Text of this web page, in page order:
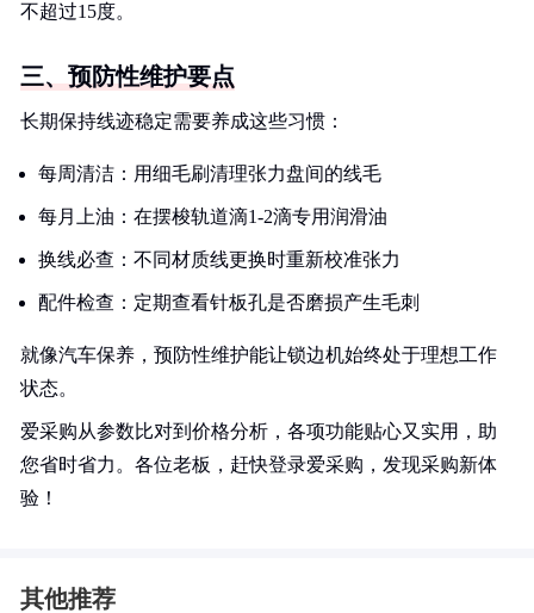
不超过15度。
三、预防性维护要点
长期保持线迹稳定需要养成这些习惯：
每周清洁：用细毛刷清理张力盘间的线毛
每月上油：在摆梭轨道滴1-2滴专用润滑油
换线必查：不同材质线更换时重新校准张力
配件检查：定期查看针板孔是否磨损产生毛刺
就像汽车保养，预防性维护能让锁边机始终处于理想工作
状态。
爱采购从参数比对到价格分析，各项功能贴心又实用，助
您省时省力。各位老板，赶快登录爱采购，发现采购新体
验！
其他推荐